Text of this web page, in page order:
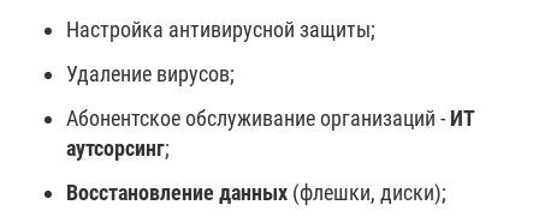
Настройка антивирусной защиты;
Удаление вирусов;
Абонентское обслуживание организаций - ИТ
аутсорсинг;
Восстановление данных (флешки, диски);